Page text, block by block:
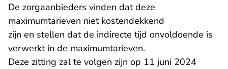
De zorgaanbieders vinden dat deze
maximumtarieven niet kostendekkend
zijn en stellen dat de indirecte tijd onvoldoende is
verwerkt in de maximumtarieven.
Deze zitting zal te volgen zijn op 11 juni 2024